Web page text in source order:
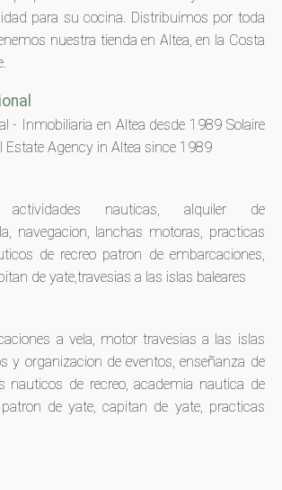
para su cocina. Distribuimos por toda
nuestra tienda en Altea, en la Costa
- Inmobiliaria en Altea desde 1989 Solaire
Estate Agency in Altea since 1989
nauticas, alquiler de
navegacion, lanchas motoras, practicas
de recreo patron de embarcaciones,
de yate,travesias a las islas baleares
a vela, motor travesias a las islas
y organizacion de eventos, enseñanza de
nauticos de recreo, academia nautica de
de yate, capitan de yate, practicas